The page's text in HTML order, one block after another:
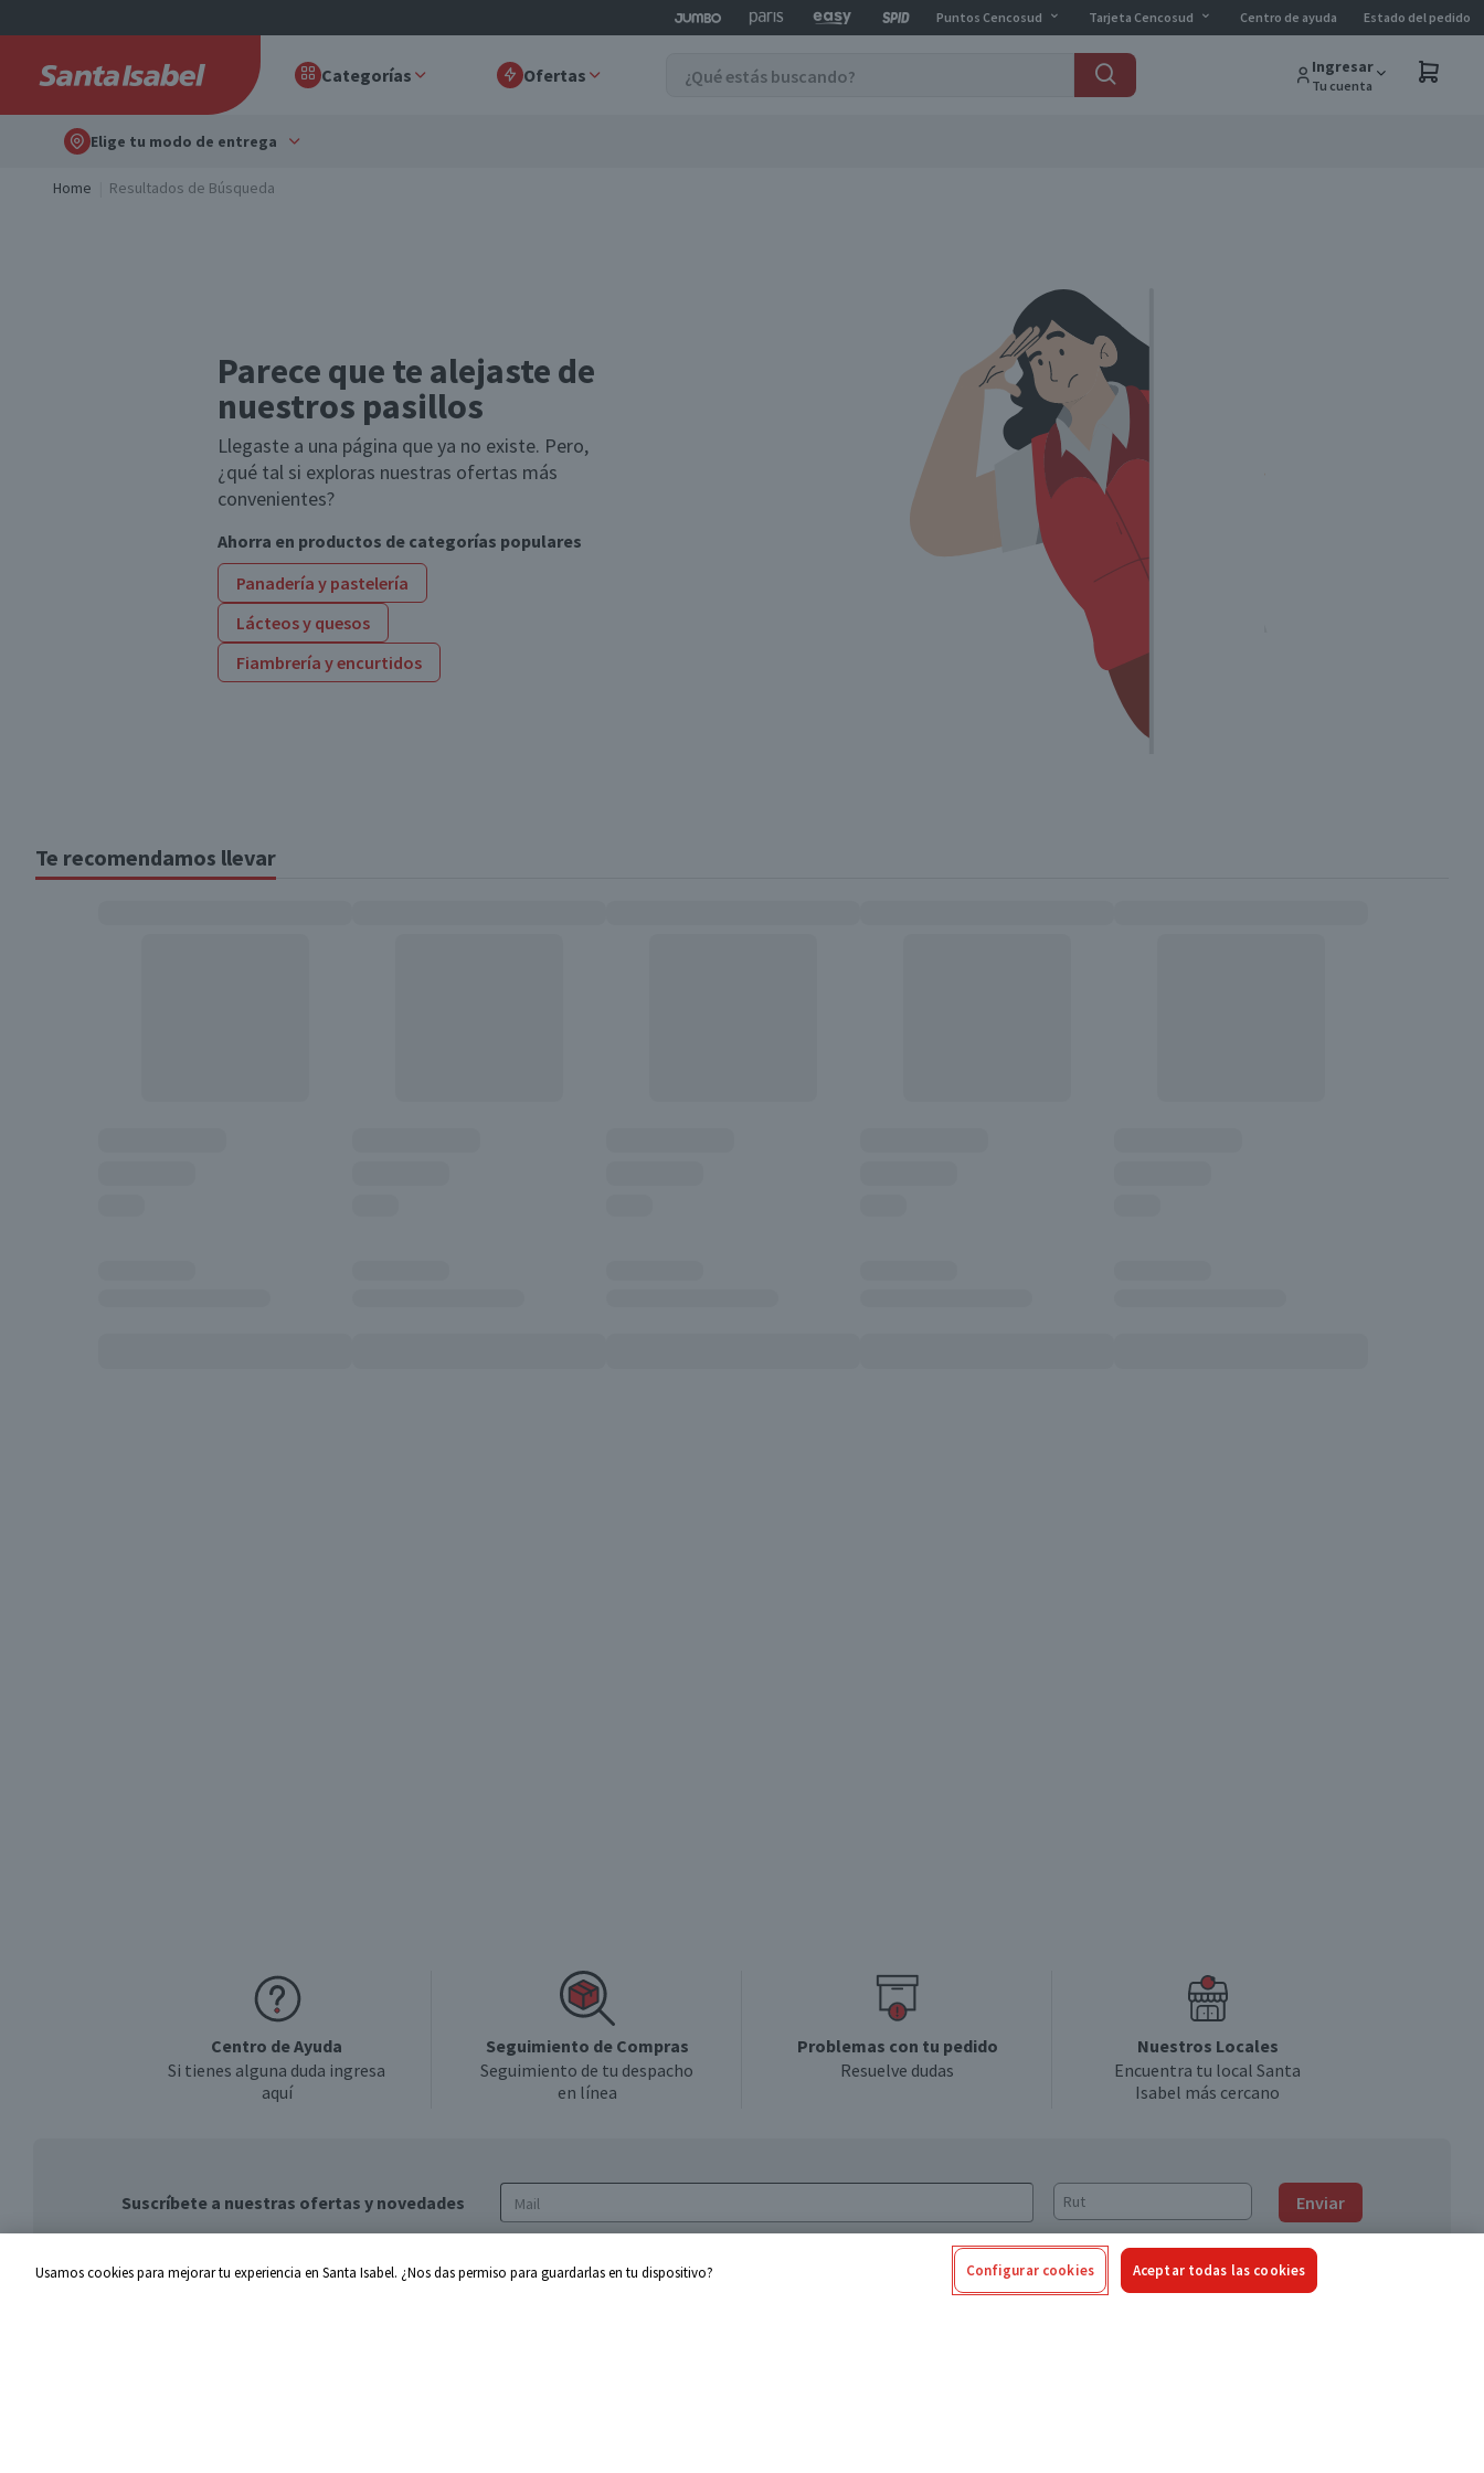
Puntos Cencosud Tarjeta Cencosud Centro de ayuda Estado del pedido
Categorías Ofertas Ingresar
Tu cuenta
Elige tu modo de entrega
Home Resultados de Búsqueda
Parece que te alejaste de
nuestros pasillos
Llegaste a una página que ya no existe. Pero,
¿qué tal si exploras nuestras ofertas más
convenientes?
Ahorra en productos de categorías populares
Panadería y pastelería
Lácteos y quesos
Fiambrería y encurtidos
Te recomendamos llevar
Centro de Ayuda
Si tienes alguna duda ingresa
aquí
Seguimiento de Compras
Seguimiento de tu despacho
en línea
Problemas con tu pedido
Resuelve dudas
Nuestros Locales
Encuentra tu local Santa
Isabel más cercano
Suscríbete a nuestras ofertas y novedades Enviar
de privacidad y de tratamiento de datos
Usamos cookies para mejorar tu experiencia en Santa Isabel. ¿Nos das permiso para guardarlas en tu dispositivo? Configurar cookies Aceptar todas las cookies